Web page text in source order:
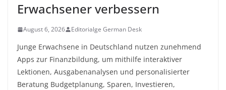
Erwachsener verbessern
August 6, 2026 Editorialge German Desk
Junge Erwachsene in Deutschland nutzen zunehmend
Apps zur Finanzbildung, um mithilfe interaktiver
Lektionen, Ausgabenanalysen und personalisierter
Beratung Budgetplanung, Sparen, Investieren,